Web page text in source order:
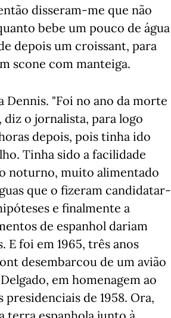
disseram-me que não
bebe um pouco de água
depois um croissant, para
scone com manteiga.
Dennis. "Foi no ano da morte
diz o jornalista, para logo
depois, pois tinha ido
Tinha sido a facilidade
noturno, muito alimentado
que o fizeram candidatar-
e finalmente a
de espanhol dariam
foi em 1965, três anos
desembarcou de um avião
em homenagem ao
presidenciais de 1958. Ora,